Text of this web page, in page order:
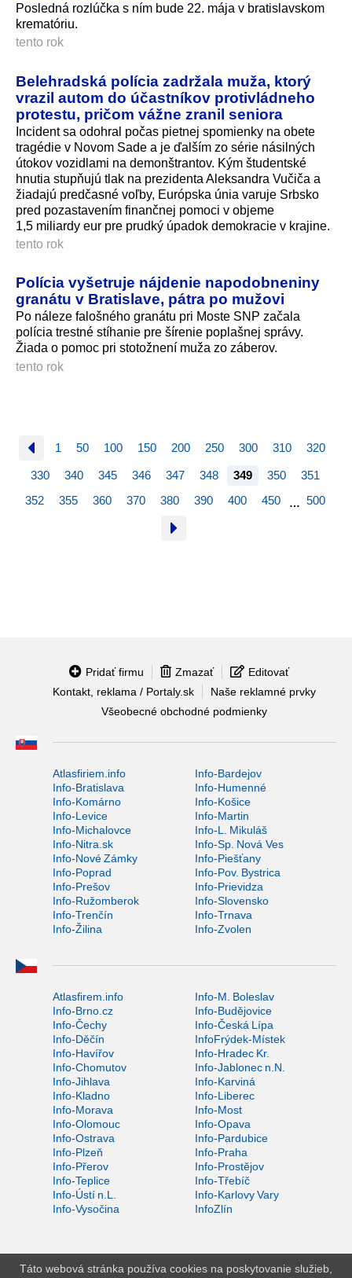
Posledná rozlúčka s ním bude 22. mája v bratislavskom
krematóriu.
tento rok
Belehradská polícia zadržala muža, ktorý
vrazil autom do účastníkov protivládneho
protestu, pričom vážne zranil seniora
Incident sa odohral počas pietnej spomienky na obete
tragédie v Novom Sade a je ďalším zo série násilných
útokov vozidlami na demonštrantov. Kým študentské
hnutia stupňujú tlak na prezidenta Aleksandra Vučiča a
žiadajú predčasné voľby, Európska únia varuje Srbsko
pred pozastavením finančnej pomoci v objeme
1,5 miliardy eur pre prudký úpadok demokracie v krajine.
tento rok
Polícia vyšetruje nájdenie napodobneniny
granátu v Bratislave, pátra po mužovi
Po náleze falošného granátu pri Moste SNP začala
polícia trestné stíhanie pre šírenie poplašnej správy.
Žiada o pomoc pri stotožnení muža zo záberov.
tento rok
1 50 100 150 200 250 300 310 320
330 340 345 346 347 348 349 350
351
352
355 360 370 380 390 400 450 … 500
Pridať firmu Zmazať
Editovať
Kontakt, reklama / Portaly.sk
Naše reklamné prvky
Všeobecné obchodné podmienky
Atlasfiriem.info
Info-Bardejov
Info-Bratislava
Info-Humenné
Info-Komárno
Info-Košice
Info-Levice
Info-Martin
Info-Michalovce
Info-L. Mikuláš
Info-Nitra.sk
Info-Sp. Nová Ves
Info-Nové Zámky
Info-Piešťany
Info-Poprad
Info-Pov. Bystrica
Info-Prešov
Info-Prievidza
Info-Ružomberok
Info-Slovensko
Info-Trenčín
Info-Trnava
Info-Žilina
Info-Zvolen
Atlasfirem.info
Info-M. Boleslav
Info-Brno.cz
Info-Budějovice
Info-Čechy
Info-Česká Lípa
Info-Děčín
InfoFrýdek-Místek
Info-Havířov
Info-Hradec Kr.
Info-Chomutov
Info-Jablonec n.N.
Info-Jihlava
Info-Karviná
Info-Kladno
Info-Liberec
Info-Morava
Info-Most
Info-Olomouc
Info-Opava
Info-Ostrava
Info-Pardubice
Info-Plzeň
Info-Praha
Info-Přerov
Info-Prostějov
Info-Teplice
Info-Třebíč
Info-Ústí n.L.
Info-Karlovy Vary
Info-Vysočina
InfoZlín
Táto webová stránka používa cookies na poskytovanie služieb,